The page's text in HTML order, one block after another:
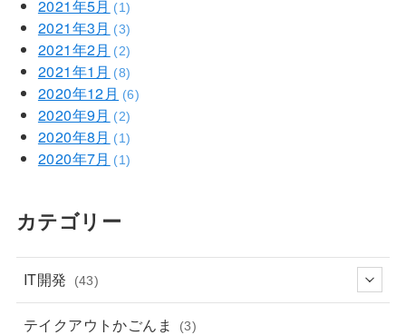
2021年5月 (1)
2021年3月 (3)
2021年2月 (2)
2021年1月 (8)
2020年12月 (6)
2020年9月 (2)
2020年8月 (1)
2020年7月 (1)
カテゴリー
IT開発 (43)
テイクアウトかごんま (3)